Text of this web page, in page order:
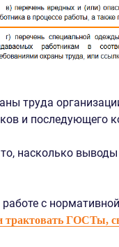
труда
и последующего
насколько
с
трактовать ГОСТы,